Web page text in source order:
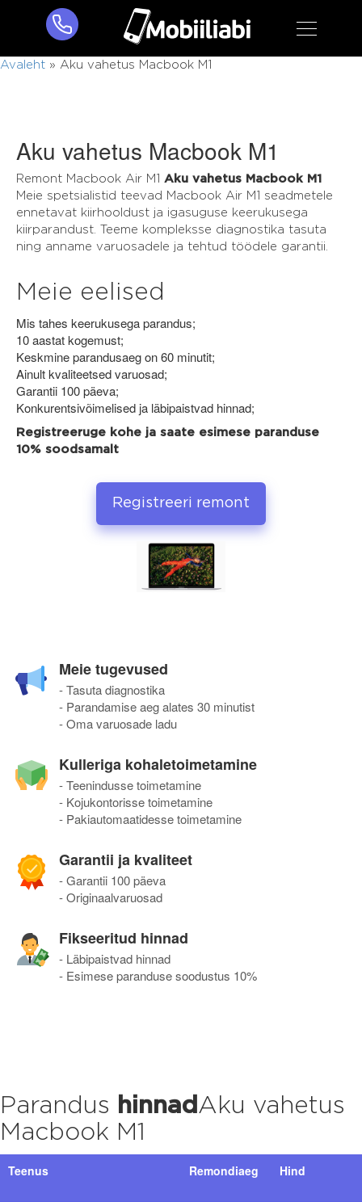
Avaleht » Aku vahetus Macbook M1
Aku vahetus Macbook M1
Remont Macbook Air M1 Aku vahetus Macbook M1
Meie spetsialistid teevad Macbook Air M1 seadmetele
ennetavat kiirhooldust ja igasuguse keerukusega
kiirparandust. Teeme kompleksse diagnostika tasuta
ning anname varuosadele ja tehtud töödele garantii.
Meie eelised
Mis tahes keerukusega parandus;
10 aastat kogemust;
Keskmine parandusaeg on 60 minutit;
Ainult kvaliteetsed varuosad;
Garantii 100 päeva;
Konkurentsivõimelised ja läbipaistvad hinnad;
Registreeruge kohe ja saate esimese paranduse
10% soodsamalt
Registreeri remont
Meie tugevused
- Tasuta diagnostika
- Parandamise aeg alates 30 minutist
- Oma varuosade ladu
Kulleriga kohaletoimetamine
- Teenindusse toimetamine
- Kojukontorisse toimetamine
- Pakiautomaatidesse toimetamine
Garantii ja kvaliteet
- Garantii 100 päeva
- Originaalvaruosad
Fikseeritud hinnad
- Läbipaistvad hinnad
- Esimese paranduse soodustus 10%
Parandus hinnad Aku vahetus
Macbook M1
Teenus Remondiaeg Hind